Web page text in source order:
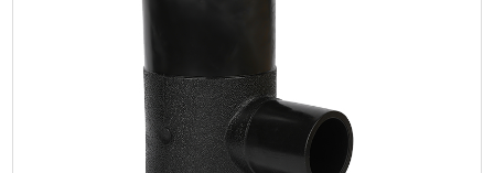
Parameter:
HDPE Butt Fusion Equal Tee mempunyai rintangan
kakisan yang lebih baik dan boleh beroperasi dengan